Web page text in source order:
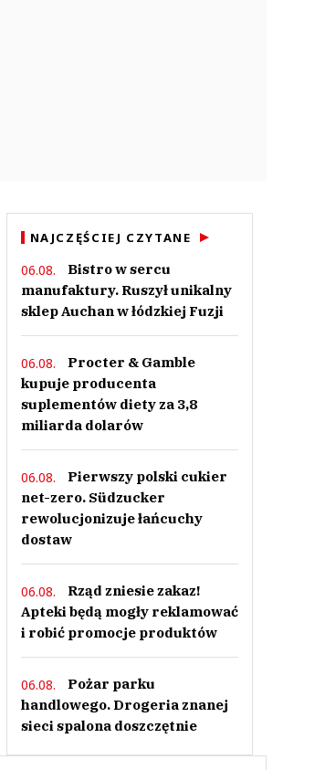
▶
Szefem być Sezon 2 Marcin Przybysz
NAJCZĘŚCIEJ CZYTANE
06.08.
Bistro w sercu
manufaktury. Ruszył unikalny
sklep Auchan w łódzkiej Fuzji
06.08.
Procter & Gamble
kupuje producenta
suplementów diety za 3,8
miliarda dolarów
06.08.
Pierwszy polski cukier
net-zero. Südzucker
rewolucjonizuje łańcuchy
dostaw
06.08.
Rząd zniesie zakaz!
Apteki będą mogły reklamować
i robić promocje produktów
06.08.
Pożar parku
handlowego. Drogeria znanej
sieci spalona doszczętnie